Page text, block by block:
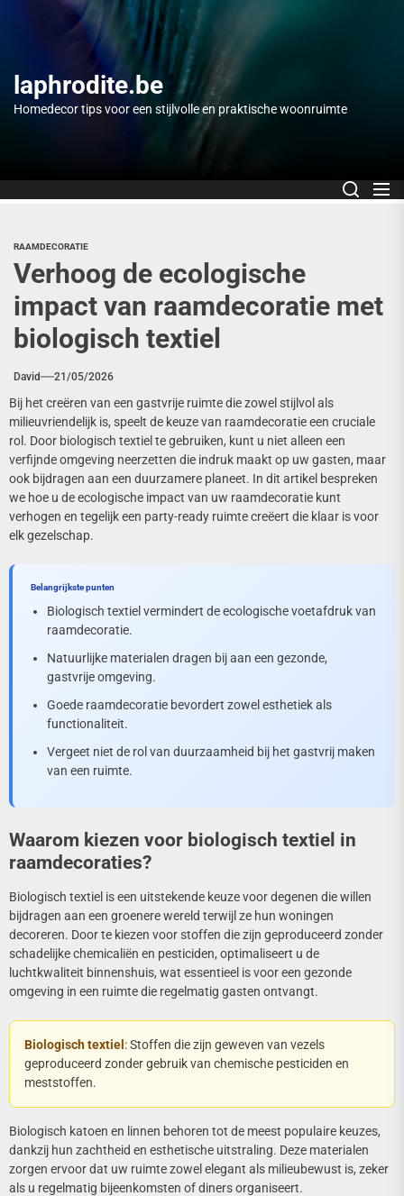
content
laphrodite.be
Homedecor tips voor een stijlvolle en praktische woonruimte
RAAMDECORATIE
Verhoog de ecologische
impact van raamdecoratie met
biologisch textiel
David 21/05/2026
Bij het creëren van een gastvrije ruimte die zowel stijlvol als
milieuvriendelijk is, speelt de keuze van raamdecoratie een cruciale
rol. Door biologisch textiel te gebruiken, kunt u niet alleen een
verfijnde omgeving neerzetten die indruk maakt op uw gasten, maar
ook bijdragen aan een duurzamere planeet. In dit artikel bespreken
we hoe u de ecologische impact van uw raamdecoratie kunt
verhogen en tegelijk een party-ready ruimte creëert die klaar is voor
elk gezelschap.
Belangrijkste punten
Biologisch textiel vermindert de ecologische voetafdruk van
raamdecoratie.
Natuurlijke materialen dragen bij aan een gezonde,
gastvrije omgeving.
Goede raamdecoratie bevordert zowel esthetiek als
functionaliteit.
Vergeet niet de rol van duurzaamheid bij het gastvrij maken
van een ruimte.
Waarom kiezen voor biologisch textiel in
raamdecoraties?
Biologisch textiel is een uitstekende keuze voor degenen die willen
bijdragen aan een groenere wereld terwijl ze hun woningen
decoreren. Door te kiezen voor stoffen die zijn geproduceerd zonder
schadelijke chemicaliën en pesticiden, optimaliseert u de
luchtkwaliteit binnenshuis, wat essentieel is voor een gezonde
omgeving in een ruimte die regelmatig gasten ontvangt.
Biologisch textiel : Stoffen die zijn geweven van vezels
geproduceerd zonder gebruik van chemische pesticiden en
meststoffen.
Biologisch katoen en linnen behoren tot de meest populaire keuzes,
dankzij hun zachtheid en esthetische uitstraling. Deze materialen
zorgen ervoor dat uw ruimte zowel elegant als milieubewust is, zeker
als u regelmatig bijeenkomsten of diners organiseert.